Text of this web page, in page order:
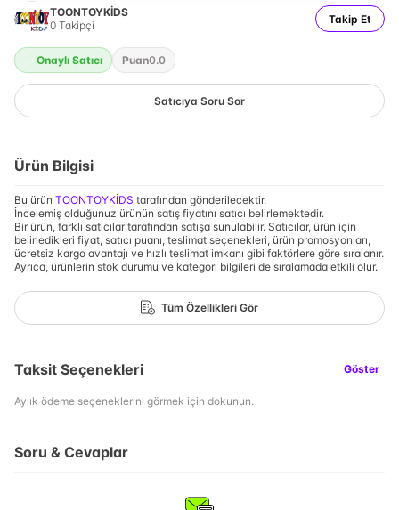
TOONTOYKİDS
0 Takipçi Takip Et
Onaylı Satıcı Puan0.0
Satıcıya Soru Sor
Ürün Bilgisi
Bu ürün TOONTOYKİDS tarafından gönderilecektir.
İncelemiş olduğunuz ürünün satış fiyatını satıcı belirlemektedir.
Bir ürün, farklı satıcılar tarafından satışa sunulabilir. Satıcılar, ürün için
belirledikleri fiyat, satıcı puanı, teslimat seçenekleri, ürün promosyonları,
ücretsiz kargo avantajı ve hızlı teslimat imkanı gibi faktörlere göre sıralanır.
Ayrıca, ürünlerin stok durumu ve kategori bilgileri de sıralamada etkili olur.
Tüm Özellikleri Gör
Taksit Seçenekleri Göster
Aylık ödeme seçeneklerini görmek için dokunun.
Soru & Cevaplar